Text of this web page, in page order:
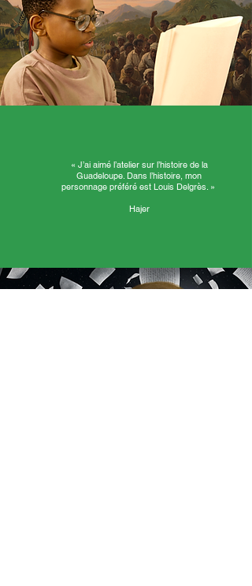
« J’ai aimé l’atelier sur l’histoire de la
Guadeloupe. Dans l’histoire, mon
personnage préféré est Louis Delgrès. »
Hajer